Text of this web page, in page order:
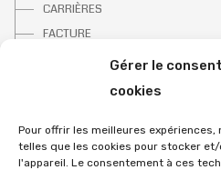
Gérer le
cookies
Pour offrir les meilleures
telles que les cookies pour stocker
l'appareil. Le consentement à ces
CARRIÈRES
FACTURE
POLITIQUE DE CONFIDENTIALITÉ
CRN EN QUELQUES POINTS